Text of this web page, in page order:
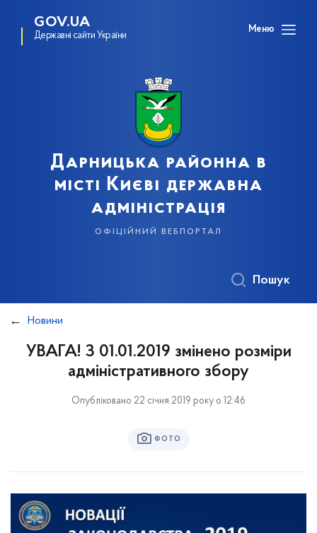
GOV.UA
Державні сайти України
Меню
Дарницька районна в
місті Києві державна
адміністрація
офіційний вебпортал
Пошук
Новини
УВАГА! З 01.01.2019 змінено розміри
адміністративного збору
Опубліковано 22 січня 2019 року о 12:46
ФОТО